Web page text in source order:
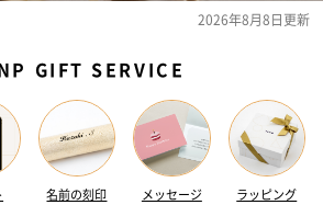
2026年8月8日更新
GIFT SERVICE
名前の刻印
メッセージ
ラッピング